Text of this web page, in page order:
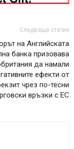
Следваща статия
на Английската
банка призовава
да намали
ефекти от
чрез по-тесни
връзки с ЕС